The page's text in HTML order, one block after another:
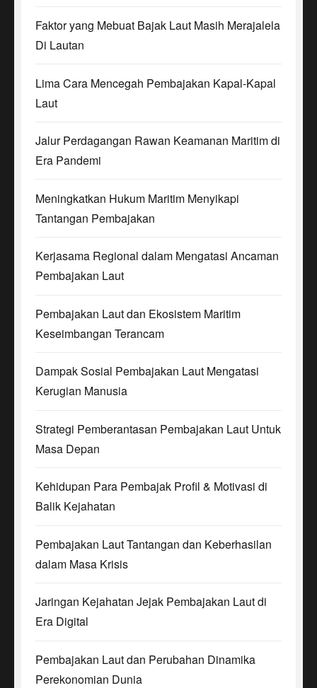
Faktor yang Mebuat Bajak Laut Masih Merajalela
Di Lautan
Lima Cara Mencegah Pembajakan Kapal-Kapal
Laut
Jalur Perdagangan Rawan Keamanan Maritim di
Era Pandemi
Meningkatkan Hukum Maritim Menyikapi
Tantangan Pembajakan
Kerjasama Regional dalam Mengatasi Ancaman
Pembajakan Laut
Pembajakan Laut dan Ekosistem Maritim
Keseimbangan Terancam
Dampak Sosial Pembajakan Laut Mengatasi
Kerugian Manusia
Strategi Pemberantasan Pembajakan Laut Untuk
Masa Depan
Kehidupan Para Pembajak Profil & Motivasi di
Balik Kejahatan
Pembajakan Laut Tantangan dan Keberhasilan
dalam Masa Krisis
Jaringan Kejahatan Jejak Pembajakan Laut di
Era Digital
Pembajakan Laut dan Perubahan Dinamika
Perekonomian Dunia